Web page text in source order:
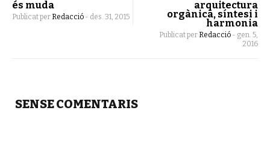
és muda
Publicat per Redacció - des. 31, 2015
arquitectura
orgànica, síntesi i
harmonia
Publicat per Redacció - gen. 5,
2016
SENSE COMENTARIS